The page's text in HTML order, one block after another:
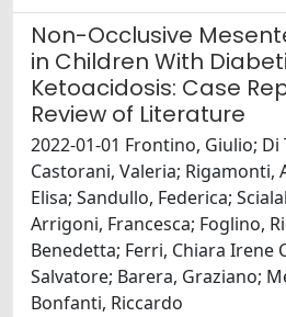
Non-Occlusive
in Children With
Ketoacidosis: Case
Review of Literature
2022-01-01 Frontino, Giulio; Di
Castorani, Valeria; Rigamonti,
Elisa; Sandullo, Federica;
Arrigoni, Francesca; Foglino,
Benedetta; Ferri, Chiara Irene
Salvatore; Barera, Graziano;
Bonfanti, Riccardo